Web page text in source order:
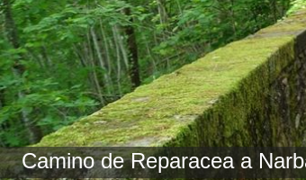
Camino de Reparacea a